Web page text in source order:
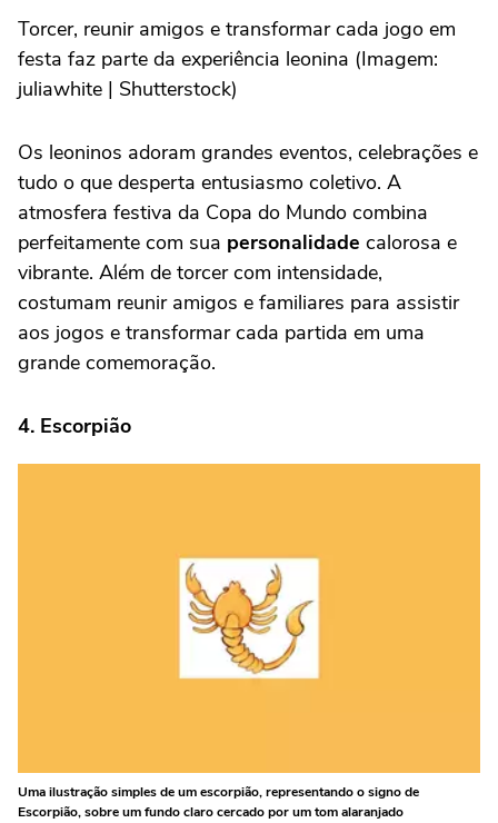
Torcer, reunir amigos e transformar cada jogo em
festa faz parte da experiência leonina (Imagem:
juliawhite | Shutterstock)
Os leoninos adoram grandes eventos, celebrações e
tudo o que desperta entusiasmo coletivo. A
atmosfera festiva da Copa do Mundo combina
perfeitamente com sua personalidade calorosa e
vibrante. Além de torcer com intensidade,
costumam reunir amigos e familiares para assistir
aos jogos e transformar cada partida em uma
grande comemoração.
4. Escorpião
Uma ilustração simples de um escorpião, representando o signo de
Escorpião, sobre um fundo claro cercado por um tom alaranjado